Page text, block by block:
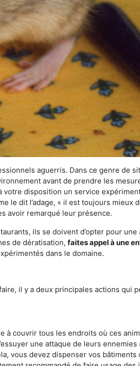
aguerris. Dans ce genre de
avant de prendre les
votre disposition un service
le dit l’adage, « il est toujours mieux
avoir remarqué leur présence.
ils se doivent d’opter pour une
de dératisation, faites appel à une
dans le domaine.
il y a deux principales actions qui
à couvrir tous les endroits où ces
une attaque de leurs ennemies
vous devez dispenser vos bâtiments